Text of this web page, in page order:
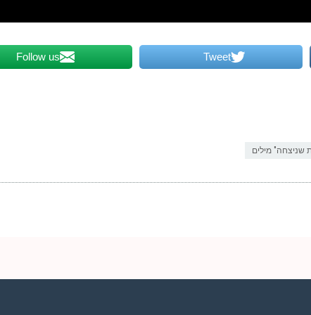
Tweet
Follow us
שניצחה" מילים